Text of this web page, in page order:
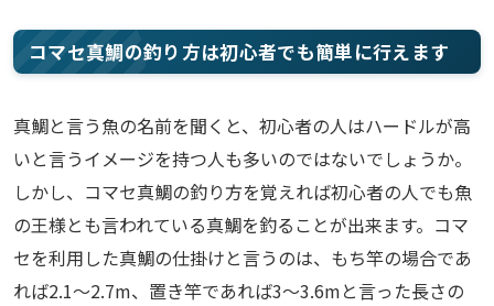
コマセ真鯛の釣り方は初心者でも簡単に行えます
真鯛と言う魚の名前を聞くと、初心者の人はハードルが高
いと言うイメージを持つ人も多いのではないでしょうか。
しかし、コマセ真鯛の釣り方を覚えれば初心者の人でも魚
の王様とも言われている真鯛を釣ることが出来ます。コマ
セを利用した真鯛の仕掛けと言うのは、もち竿の場合であ
れば2.1～2.7m、置き竿であれば3～3.6mと言った長さの